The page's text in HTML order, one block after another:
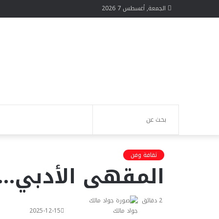
الجمعة, أغسطس 7 2026
بحث
عن ثقافة وفن
المقهى
جواد مالك 2025-12-15
2 دقائق